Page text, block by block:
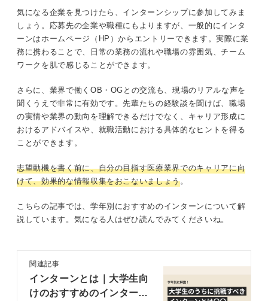
気になる企業を見つけたら、インターンシップに参加してみま
しょう。応募先の企業や職種にもよりますが、一般的にインタ
ーンはホームページ（HP）からエントリーできます。実際に業
務に携わることで、日常の業務の流れや職場の雰囲気、チーム
ワークを肌で感じることができます。
さらに、業界で働くOB・OGとの交流も、現場のリアルな声を
聞くうえで非常に有効です。先輩たちの経験談を聞けば、職場
の実情や業界の動向を理解できるだけでなく、キャリア形成に
おけるアドバイスや、就職活動における具体的なヒントを得る
ことができます。
志望動機を書く前に、自分の目指す医療業界でのキャリアに向
けて、効果的な情報収集をおこないましょう。
こちらの記事では、学年別におすすめのインターンについて解
説しています。気になる人はぜひ読んでみてくださいね。
関連記事
インターンとは｜大学生向
けのおすすめのインターン